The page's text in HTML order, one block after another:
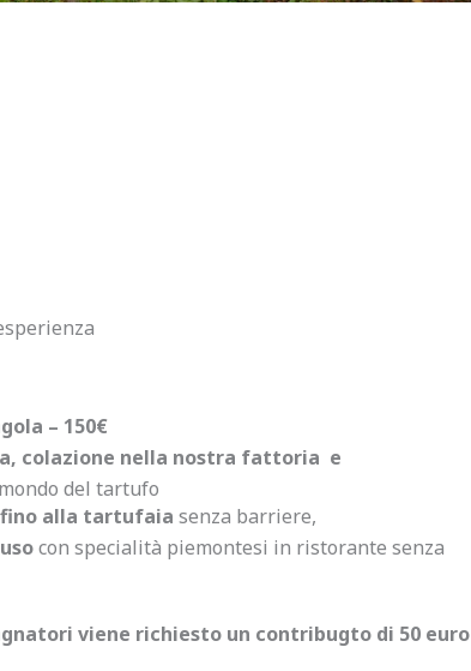
– 150€
colazione nella nostra fattoria e
del tartufo
fino alla tartufaia senza barriere,
con specialità piemontesi in ristorante senza
viene richiesto un contribugto di 50 euro